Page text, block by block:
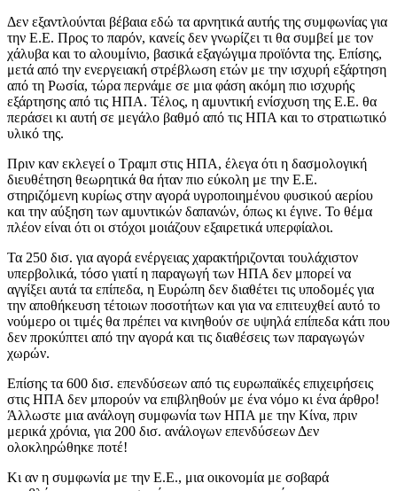
Δεν εξαντλούνται βέβαια εδώ τα αρνητικά αυτής της συμφωνίας για
την Ε.Ε. Προς το παρόν, κανείς δεν γνωρίζει τι θα συμβεί με τον
χάλυβα και το αλουμίνιο, βασικά εξαγώγιμα προϊόντα της. Επίσης,
μετά από την ενεργειακή στρέβλωση ετών με την ισχυρή εξάρτηση
από τη Ρωσία, τώρα περνάμε σε μια φάση ακόμη πιο ισχυρής
εξάρτησης από τις ΗΠΑ. Τέλος, η αμυντική ενίσχυση της Ε.Ε. θα
περάσει κι αυτή σε μεγάλο βαθμό από τις ΗΠΑ και το στρατιωτικό
υλικό της.
Πριν καν εκλεγεί ο Τραμπ στις ΗΠΑ, έλεγα ότι η δασμολογική
διευθέτηση θεωρητικά θα ήταν πιο εύκολη με την Ε.Ε.
στηριζόμενη κυρίως στην αγορά υγροποιημένου φυσικού αερίου
και την αύξηση των αμυντικών δαπανών, όπως κι έγινε. Το θέμα
πλέον είναι ότι οι στόχοι μοιάζουν εξαιρετικά υπερφίαλοι.
Τα 250 δισ. για αγορά ενέργειας χαρακτήριζονται τουλάχιστον
υπερβολικά, τόσο γιατί η παραγωγή των ΗΠΑ δεν μπορεί να
αγγίξει αυτά τα επίπεδα, η Ευρώπη δεν διαθέτει τις υποδομές για
την αποθήκευση τέτοιων ποσοτήτων και για να επιτευχθεί αυτό το
νούμερο οι τιμές θα πρέπει να κινηθούν σε υψηλά επίπεδα κάτι που
δεν προκύπτει από την αγορά και τις διαθέσεις των παραγωγών
χωρών.
Επίσης τα 600 δισ. επενδύσεων από τις ευρωπαϊκές επιχειρήσεις
στις ΗΠΑ δεν μπορούν να επιβληθούν με ένα νόμο κι ένα άρθρο!
Άλλωστε μια ανάλογη συμφωνία των ΗΠΑ με την Κίνα, πριν
μερικά χρόνια, για 200 δισ. ανάλογων επενδύσεων Δεν
ολοκληρώθηκε ποτέ!
Κι αν η συμφωνία με την Ε.Ε., μια οικονομία με σοβαρά